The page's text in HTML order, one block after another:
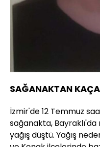
SAĞANAKTAN
İzmir'de 12 Temmuz
sağanakta,
yağış düştü. Yağış